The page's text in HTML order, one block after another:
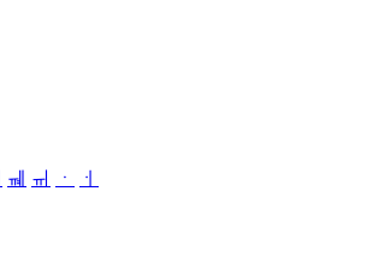
ㆋ ㆌ ㆍ
ㆎ